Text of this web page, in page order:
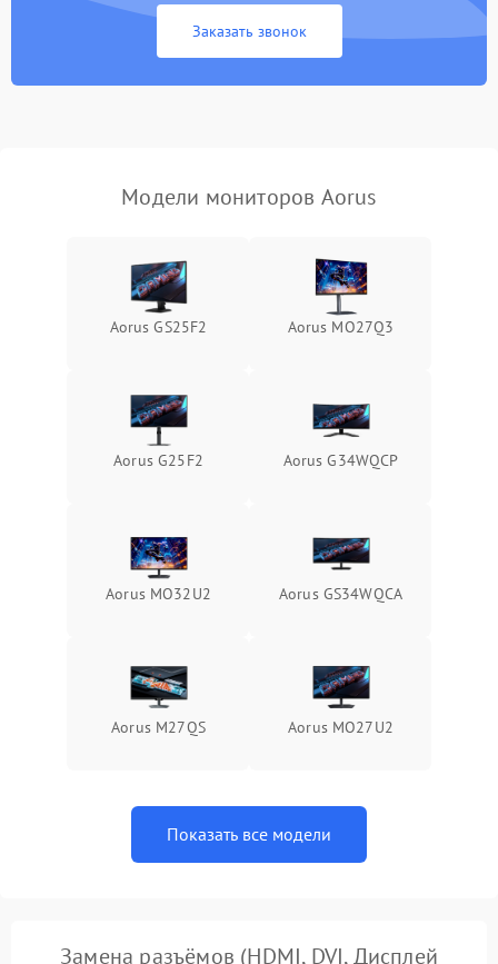
1000 ₽
Неисправность системы
перенапряжения
Подробнее →
защиты от замыкания
Повреждение системы
1000 ₽ Подробнее →
защиты от перегрева
Подробнее →
Поломка системы защиты
Поломка системы защиты
от замыкания
Подробнее →
Заказать звонок
Модели мониторов Aorus
Aorus GS25F2 Aorus MO27Q3
Aorus G25F2 Aorus G34WQCP
Aorus MO32U2 Aorus GS34WQCA
Aorus M27QS Aorus MO27U2
Показать все модели
Замена разъёмов (HDMI, DVI, Дисплей